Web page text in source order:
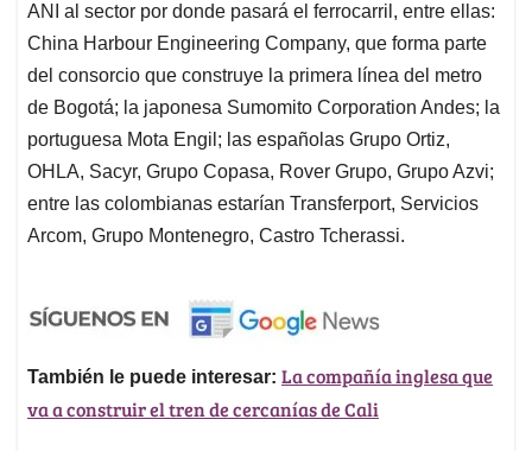
ANI al sector por donde pasará el ferrocarril, entre ellas:
China Harbour Engineering Company, que forma parte
del consorcio que construye la primera línea del metro
de Bogotá; la japonesa Sumomito Corporation Andes; la
portuguesa Mota Engil; las españolas Grupo Ortiz,
OHLA, Sacyr, Grupo Copasa, Rover Grupo, Grupo Azvi;
entre las colombianas estarían Transferport, Servicios
Arcom, Grupo Montenegro, Castro Tcherassi.
También le puede interesar: La compañía inglesa que
va a construir el tren de cercanías de Cali